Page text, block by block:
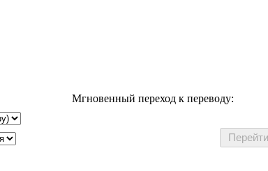
Мгновенный переход к переводу: